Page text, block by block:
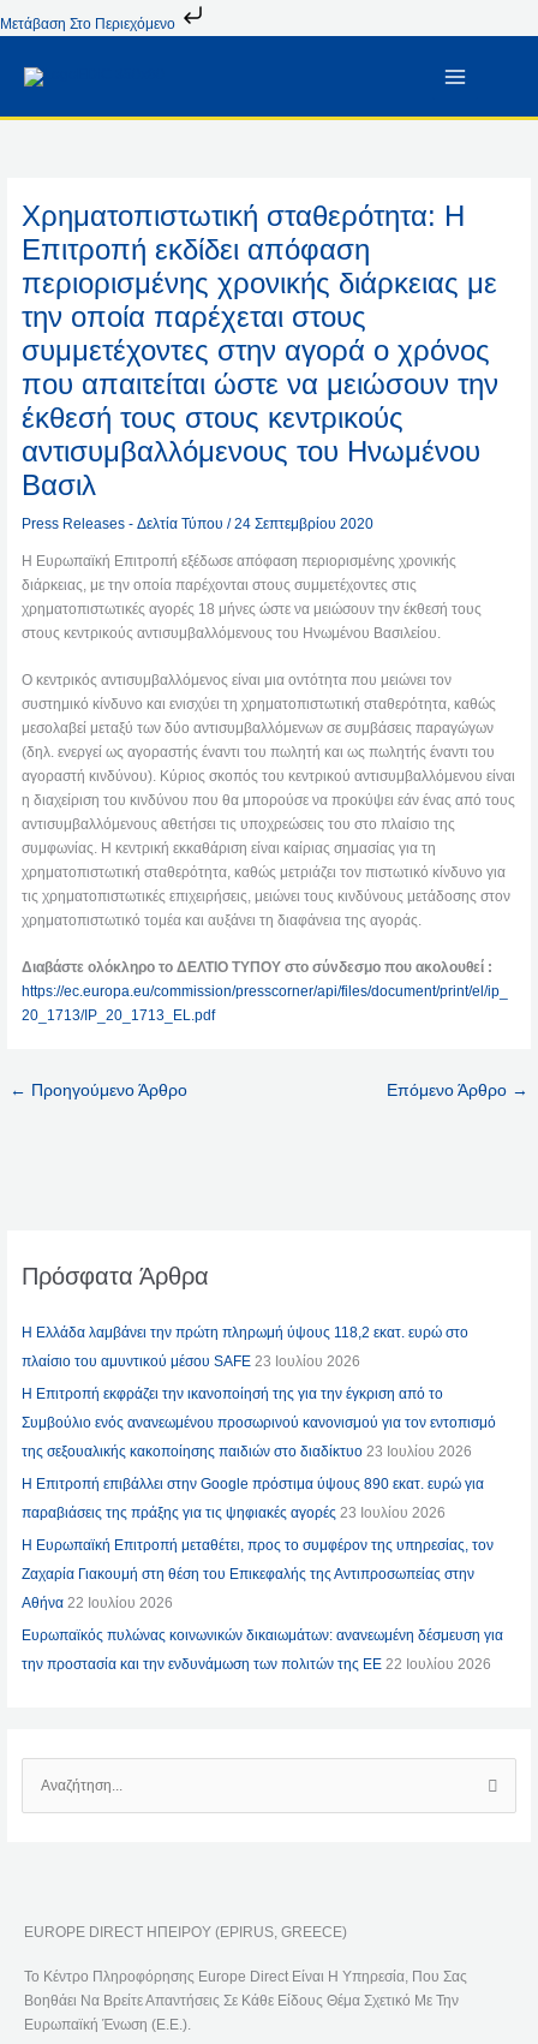
Μετάβαση Στο Περιεχόμενο
Στο
Χρηματοπιστωτική σταθερότητα: Η
Επιτροπή εκδίδει απόφαση
περιορισμένης χρονικής διάρκειας με
την οποία παρέχεται στους
συμμετέχοντες στην αγορά ο χρόνος
που απαιτείται ώστε να μειώσουν την
έκθεσή τους στους κεντρικούς
αντισυμβαλλόμενους του Ηνωμένου
Βασιλ
Press Releases - Δελτία Τύπου /24 Σεπτεμβρίου 2020
Η Ευρωπαϊκή Επιτροπή εξέδωσε απόφαση περιορισμένης χρονικής
διάρκειας, με την οποία παρέχονται στους συμμετέχοντες στις
χρηματοπιστωτικές αγορές 18 μήνες ώστε να μειώσουν την έκθεσή τους
στους κεντρικούς αντισυμβαλλόμενους του Ηνωμένου Βασιλείου.
Ο κεντρικός αντισυμβαλλόμενος είναι μια οντότητα που μειώνει τον
συστημικό κίνδυνο και ενισχύει τη χρηματοπιστωτική σταθερότητα, καθώς
μεσολαβεί μεταξύ των δύο αντισυμβαλλόμενων σε συμβάσεις παραγώγων
(δηλ. ενεργεί ως αγοραστής έναντι του πωλητή και ως πωλητής έναντι του
αγοραστή κινδύνου). Κύριος σκοπός του κεντρικού αντισυμβαλλόμενου είναι
η διαχείριση του κινδύνου που θα μπορούσε να προκύψει εάν ένας από τους
αντισυμβαλλόμενους αθετήσει τις υποχρεώσεις του στο πλαίσιο της
συμφωνίας. Η κεντρική εκκαθάριση είναι καίριας σημασίας για τη
χρηματοπιστωτική σταθερότητα, καθώς μετριάζει τον πιστωτικό κίνδυνο για
τις χρηματοπιστωτικές επιχειρήσεις, μειώνει τους κινδύνους μετάδοσης στον
χρηματοπιστωτικό τομέα και αυξάνει τη διαφάνεια της αγοράς.
Διαβάστε ολόκληρο το ΔΕΛΤΙΟ ΤΥΠΟΥ στο σύνδεσμο που ακολουθεί :
https://ec.europa.eu/commission/presscorner/api/files/document/print/el/ip_
20_1713/IP_20_1713_EL.pdf
← Προηγούμενο Άρθρο Επόμενο Άρθρο →
Πρόσφατα Άρθρα
Η Ελλάδα λαμβάνει την πρώτη πληρωμή ύψους 118,2 εκατ. ευρώ στο
πλαίσιο του αμυντικού μέσου SAFE 23 Ιουλίου 2026
Η Επιτροπή εκφράζει την ικανοποίησή της για την έγκριση από το
Συμβούλιο ενός ανανεωμένου προσωρινού κανονισμού για τον εντοπισμό
της σεξουαλικής κακοποίησης παιδιών στο διαδίκτυο 23 Ιουλίου 2026
Η Επιτροπή επιβάλλει στην Google πρόστιμα ύψους 890 εκατ. ευρώ για
παραβιάσεις της πράξης για τις ψηφιακές αγορές 23 Ιουλίου 2026
Η Ευρωπαϊκή Επιτροπή μεταθέτει, προς το συμφέρον της υπηρεσίας, τον
Ζαχαρία Γιακουμή στη θέση του Επικεφαλής της Αντιπροσωπείας στην
Αθήνα 22 Ιουλίου 2026
Ευρωπαϊκός πυλώνας κοινωνικών δικαιωμάτων: ανανεωμένη δέσμευση για
την προστασία και την ενδυνάμωση των πολιτών της ΕΕ 22 Ιουλίου 2026
Ν
Τ
Σ
Η
EUROPE DIRECT ΗΠΕΙΡΟΥ (EPIRUS, GREECE)
Το Κέντρο Πληροφόρησης Europe Direct Είναι Η Υπηρεσία, Που Σας
Βοηθάει Να Βρείτε Απαντήσεις Σε Κάθε Είδους Θέμα Σχετικό Με Την
Ευρωπαϊκή Ένωση (Ε.Ε.).